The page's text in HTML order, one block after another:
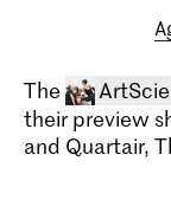
The
their preview
and Quartair,